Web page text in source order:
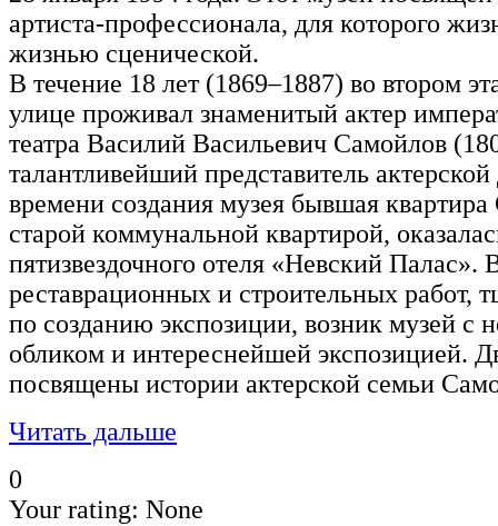
артиста-профессионала, для которого
жизнью сценической.
В течение 18 лет (1869–1887) во втором
улице проживал знаменитый актер
театра Василий Васильевич Самойлов
талантливейший представитель
времени создания музея бывшая
старой коммунальной квартирой,
пятизвездочного отеля «Невский Палас».
реставрационных и строительных работ,
по созданию экспозиции, возник музей
обликом и интереснейшей экспозицией.
посвящены истории актерской семьи
Читать дальше
0
Your rating: None